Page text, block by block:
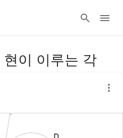
로그인
이 이루는 각